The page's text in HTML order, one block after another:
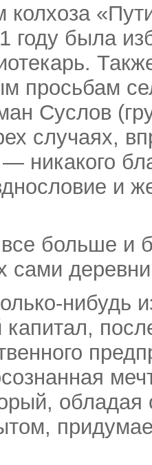
колхоза
году была
просьбам
Суслов
случаях,
никакого
и
все больше
сами
нибудь
капитал,
обладая